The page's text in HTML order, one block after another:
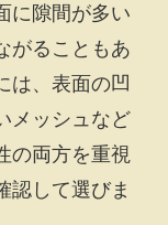
に隙間が多い
がることもあ
は、表面の凹
メッシュなど
の両方を重視
認して選びま